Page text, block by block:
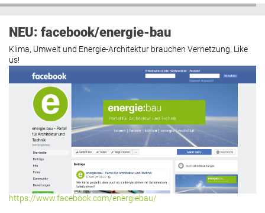
NEU: facebook/energie-bau
Klima, Umwelt und Energie-Architektur brauchen Vernetzung. Like
us!
https://www.facebook.com/energiebau/